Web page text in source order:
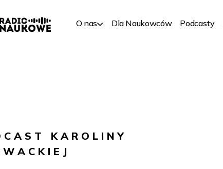
O nas Dla Naukowców Podcasty
KAROLINY